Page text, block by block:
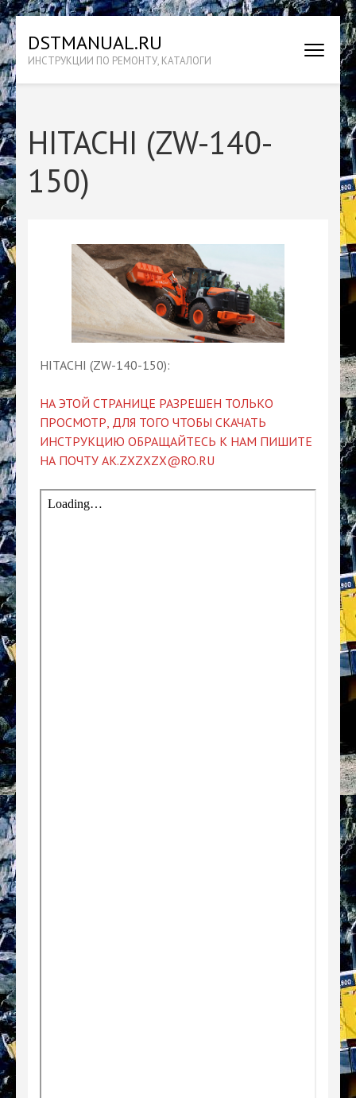
Перейти
к
содержимому
(нажмите
Enter)
DSTMANUAL.RU
ИНСТРУКЦИИ ПО РЕМОНТУ, КАТАЛОГИ
HITACHI (ZW-140-
150)
HITACHI (ZW-140-150):
НА ЭТОЙ СТРАНИЦЕ РАЗРЕШЕН ТОЛЬКО
ПРОСМОТР, ДЛЯ ТОГО ЧТОБЫ СКАЧАТЬ
ИНСТРУКЦИЮ ОБРАЩАЙТЕСЬ К НАМ ПИШИТЕ
НА ПОЧТУ AK.ZXZXZX@RO.RU